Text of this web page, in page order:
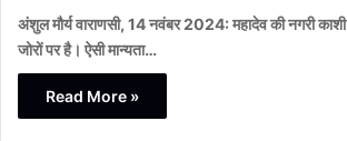
अंशुल मौर्य वाराणसी, 14 नवंबर 2024: महादेव की नगरी काशी
जोरों पर है। ऐसी मान्यता…
Read More »